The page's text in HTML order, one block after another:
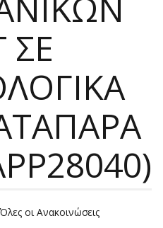
Όλες οι Ανακοινώσεις